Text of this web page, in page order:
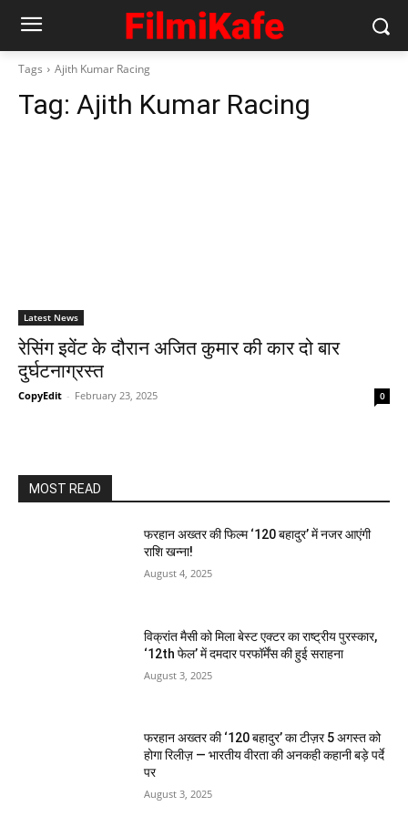
Tags Ajith Kumar Racing
Tag: Ajith Kumar Racing
Latest News
रेसिंग इवेंट के दौरान अजित कुमार की कार दो बार
दुर्घटनाग्रस्त
CopyEdit - February 23, 2025 0
MOST READ
फरहान अख्तर की फिल्म ‘120 बहादुर’ में नजर आएंगी
राशि खन्ना!
August 4, 2025
विक्रांत मैसी को मिला बेस्ट एक्टर का राष्ट्रीय पुरस्कार,
‘12th फेल’ में दमदार परफॉर्मेंस की हुई सराहना
August 3, 2025
फरहान अख्तर की ‘120 बहादुर’ का टीज़र 5 अगस्त को
होगा रिलीज़ — भारतीय वीरता की अनकही कहानी बड़े पर्दे
पर
August 3, 2025